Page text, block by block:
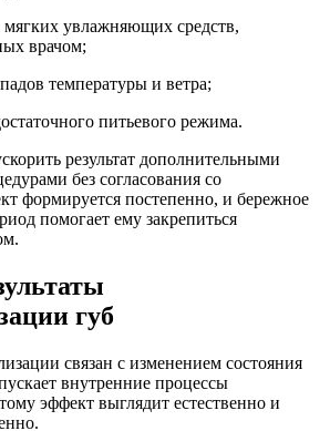
мягких увлажняющих средств,
врачом;
температуры и ветра;
питьевого режима.
результат дополнительными
без согласования со
формируется постепенно, и бережное
помогает ему закрепиться
губ
связан с изменением состояния
внутренние процессы
эффект выглядит естественно и